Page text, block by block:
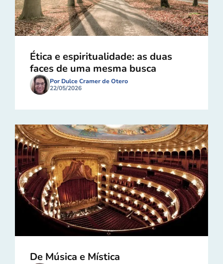
Ética e espiritualidade: as duas
faces de uma mesma busca
Por Dulce Cramer de Otero
22/05/2026
De Música e Mística